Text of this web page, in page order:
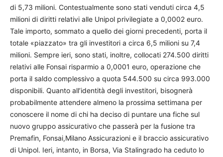
di 5,73 milioni. Contestualmente sono stati venduti circa 4,5
milioni di diritti relativi alle Unipol privilegiate a 0,0002 euro.
Tale importo, sommato a quello dei giorni precedenti, porta il
totale «piazzato» tra gli investitori a circa 6,5 milioni su 7,4
milioni. Sempre ieri, sono stati, inoltre, collocati 274.500 diritti
relativi alle Fonsai risparmio a 0,0001 euro, operazione che
porta il saldo complessivo a quota 544.500 su circa 993.000
disponibili. Quanto all’identità degli investitori, bisognerà
probabilmente attendere almeno la prossima settimana per
conoscere il nome di chi ha deciso di puntare una fiche sul
nuovo gruppo assicurativo che passerà per la fusione tra
Premafin, Fonsai,Milano Assicurazioni e il braccio assicurativo
di Unipol. Ieri, intanto, in Borsa, Via Stalingrado ha ceduto lo